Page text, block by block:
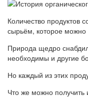
Количество продуктов
сырьём, которое можно
Природа щедро
необходимы и другие
Но каждый из этих
Что же можно получить